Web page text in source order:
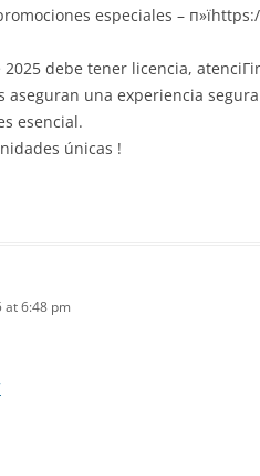
especiales –
debe tener licencia,
aseguran una experiencia
esencial.
únicas !
at 6:48 pm